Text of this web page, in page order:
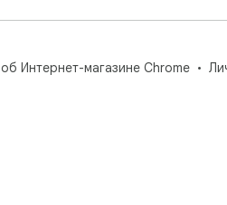
Интернет-магазине Chrome